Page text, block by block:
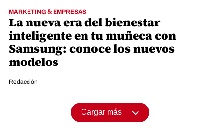
MARKETING & EMPRESAS
La nueva era del bienestar
inteligente en tu muñeca con
Samsung: conoce los nuevos
modelos
Redacción
Cargar más